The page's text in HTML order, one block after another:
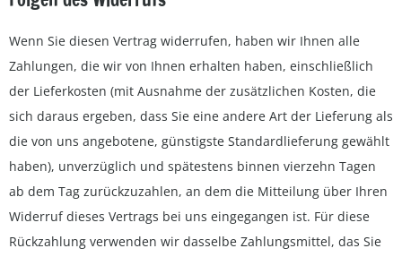
Wenn Sie diesen Vertrag widerrufen, haben wir Ihnen alle
Zahlungen, die wir von Ihnen erhalten haben, einschließlich
der Lieferkosten (mit Ausnahme der zusätzlichen Kosten, die
sich daraus ergeben, dass Sie eine andere Art der Lieferung als
die von uns angebotene, günstigste Standardlieferung gewählt
haben), unverzüglich und spätestens binnen vierzehn Tagen
ab dem Tag zurückzuzahlen, an dem die Mitteilung über Ihren
Widerruf dieses Vertrags bei uns eingegangen ist. Für diese
Rückzahlung verwenden wir dasselbe Zahlungsmittel, das Sie